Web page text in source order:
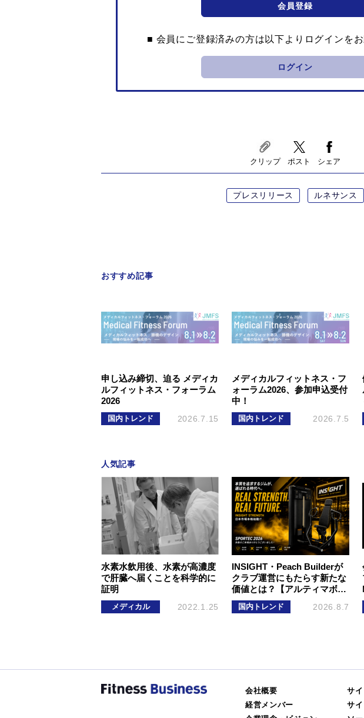
会員登録
■ 会員にご登録済みの方は以下よりログインを
ログイン
クリップ ポスト シェア
プレスリリース ルネサンス
おすすめ記事
申し込み締切、迫る メディカ
ルフィットネス・フォーラム
2026
国内トレンド 2026.7.15
メディカルフィットネス・フ
ォーラム2026、参加申込受付
中！
国内トレンド 2026.7.5
人気記事
水素水飲用後、水素が高濃度
で肝臓へ届くことを科学的に
証明
メディカル 2022.1.25
INSIGHT・Peach Builderが
クラブ運営にもたらす新たな
価値とは？【アルティマボ…
国内トレンド 2026.8.7
会社概要
経営メンバー
サ
サ